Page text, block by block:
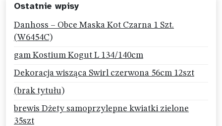
Ostatnie wpisy
Danhoss – Obce Maska Kot Czarna 1 Szt.
(W6454C)
gam Kostium Kogut L 134/140cm
Dekoracja wisząca Swirl czerwona 56cm 12szt
(brak tytułu)
brewis Dżety samoprzylepne kwiatki zielone
35szt